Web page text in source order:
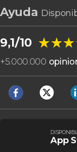
Ayuda
9,1/10
+5.000.000
App